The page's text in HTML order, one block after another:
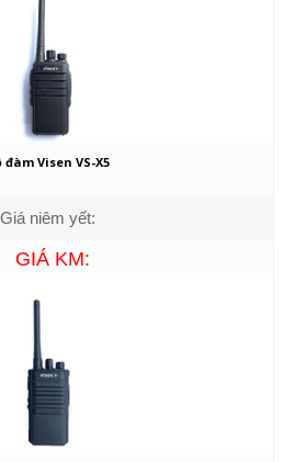
đàm Visen VS-X5
Giá niêm yết:
GIÁ KM: